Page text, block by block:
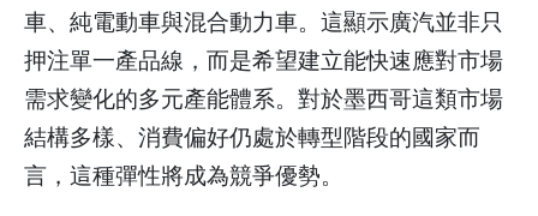
車、純電動車與混合動力車。這顯示廣汽並非只
押注單一產品線，而是希望建立能快速應對市場
需求變化的多元產能體系。對於墨西哥這類市場
結構多樣、消費偏好仍處於轉型階段的國家而
言，這種彈性將成為競爭優勢。